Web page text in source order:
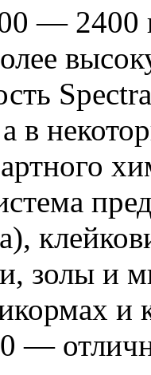
— 2400
в
),
золы и
и
—